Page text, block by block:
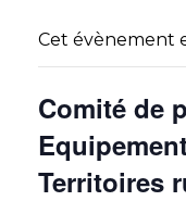
Cet évènement
Comité de
Territoires